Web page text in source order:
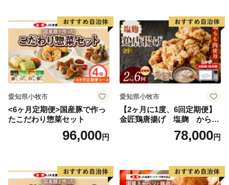
愛知県小牧市
<6ヶ月定期便>国産豚で作っ
たこだわり惣菜セット
96,000円
愛知県小牧市
【2ヶ月に1度、6回定期便】
金匠鶏唐揚げ 塩麹 からあ
78,000円